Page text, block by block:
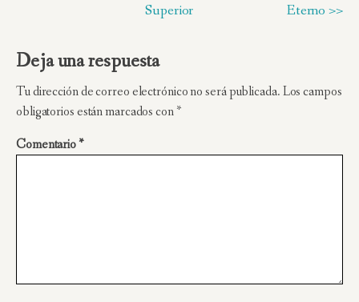
Superior
Eterno >>
Deja una respuesta
Tu dirección de correo electrónico no será publicada.Los campos
obligatorios están marcados con*
Comentario*